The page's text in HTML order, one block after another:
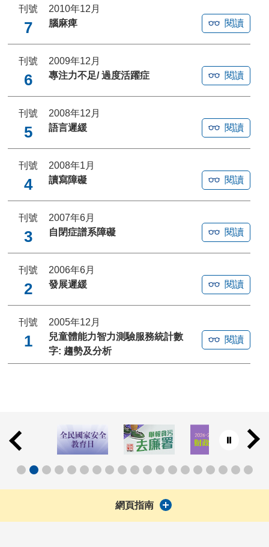
刊號
7
2010年12月
腦麻痺
閱讀
刊號
6
2009年12月
專注力不足/ 過度活躍症
閱讀
刊號
5
2008年12月
語言遲緩
閱讀
刊號
4
2008年1月
讀寫障礙
閱讀
刊號
3
2007年6月
自閉症譜系障礙
閱讀
刊號
2
2006年6月
發展遲緩
閱讀
刊號
1
2005年12月
兒童體能力智力測驗服務統計數
字: 趨勢及分析
閱讀
網頁指南